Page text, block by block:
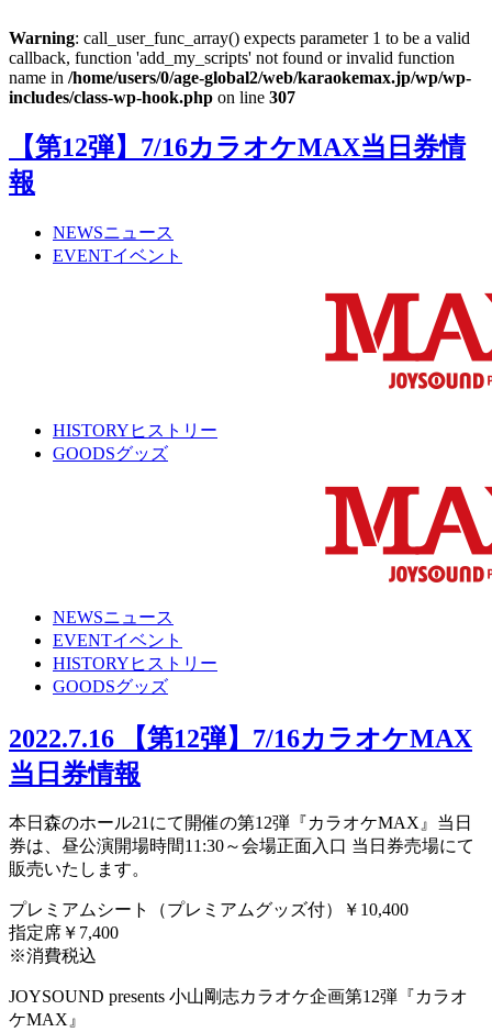
Warning: call_user_func_array() expects parameter 1 to be a valid
callback, function 'add_my_scripts' not found or invalid function
name in /home/users/0/age-global2/web/karaokemax.jp/wp/wp-
includes/class-wp-hook.php on line 307
【第12弾】7/16カラオケMAX当日券情
報
NEWSニュース
EVENTイベント
HISTORY ヒストリー
GOODSグッズ
NEWSニュース
EVENTイベント
HISTORY ヒストリー
GOODSグッズ
2022.7.16
【第12弾】7/16カラオケMAX
当日券情報
本日森のホール21にて開催の第12弾『カラオケMAX』当日
券は、昼公演開場時間11:30～会場正面入口 当日券売場にて
販売いたします。
プレミアムシート（プレミアムグッズ付）￥10,400
指定席￥7,400
※消費税込
JOYSOUND presents 小山剛志カラオケ企画第12弾『カラオ
ケMAX』